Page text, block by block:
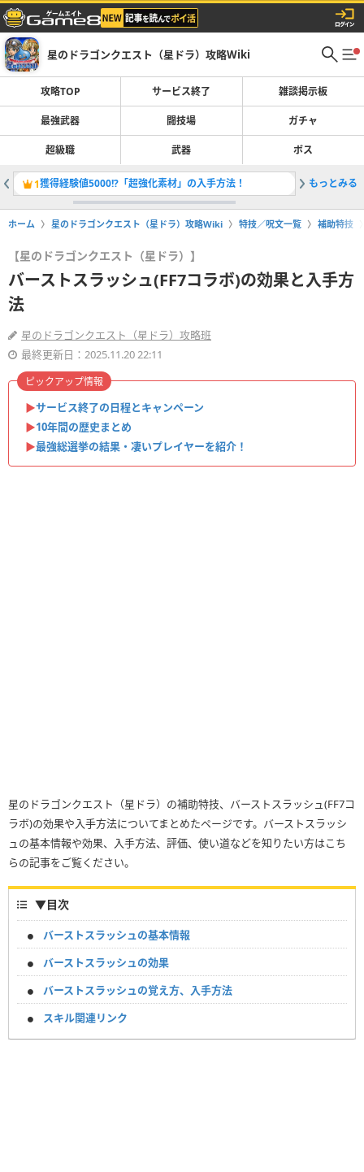
星のドラゴンクエスト（星ドラ）攻略Wiki
攻略TOP サービス終了 雑談掲示板
最強武器 闘技場 ガチャ
超級職 武器 ボス
1獲得経験値5000!?「超強化素材」の入手方法！ 2「ザバ
もっとみる
ホーム 星のドラゴンクエスト（星ドラ）攻略Wiki 特技／呪文一覧 補助特技
【星のドラゴンクエスト（星ドラ）】
バーストスラッシュ(FF7コラボ)の効果と入手方
法
星のドラゴンクエスト（星ドラ）攻略班
最終更新日：2025.11.20 22:11
▶︎サービス終了の日程とキャンペーン
▶︎10年間の歴史まとめ
▶︎最強総選挙の結果・凄いプレイヤーを紹介！
ピックアップ情報
星のドラゴンクエスト（星ドラ）の補助特技、バーストスラッシュ(FF7コ
ラボ)の効果や入手方法についてまとめたページです。バーストスラッシ
ュの基本情報や効果、入手方法、評価、使い道などを知りたい方はこち
らの記事をご覧ください。
▼目次
バーストスラッシュの基本情報
バーストスラッシュの効果
バーストスラッシュの覚え方、入手方法
スキル関連リンク